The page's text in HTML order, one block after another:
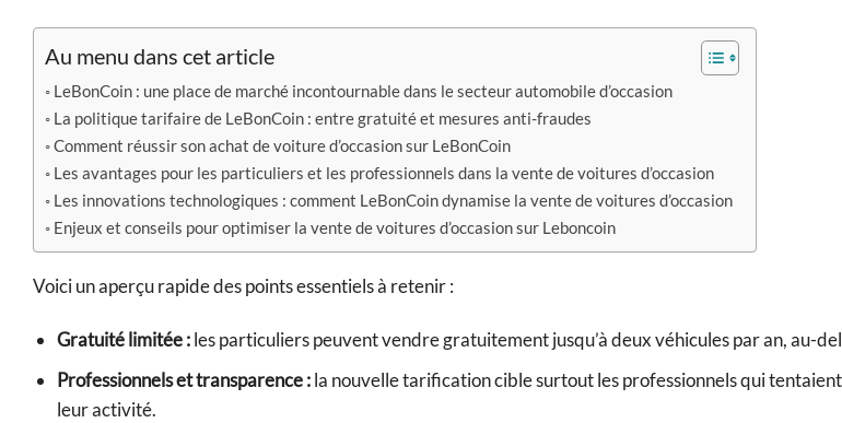
Au menu dans cet article
LeBonCoin : une place de marché incontournable dans le secteur automobile d’occasion
La politique tarifaire de LeBonCoin : entre gratuité et mesures anti-fraudes
Comment réussir son achat de voiture d’occasion sur LeBonCoin
Les avantages pour les particuliers et les professionnels dans la vente de voitures d’occasion
Les innovations technologiques : comment LeBonCoin dynamise la vente de voitures d’occasion
Enjeux et conseils pour optimiser la vente de voitures d’occasion sur Leboncoin
Voici un aperçu rapide des points essentiels à retenir :
Gratuité limitée :les particuliers peuvent vendre gratuitement jusqu’à deux véhicules par an, au-
Professionnels et transparence :la nouvelle tarification cible surtout les professionnels qui
leur activité.